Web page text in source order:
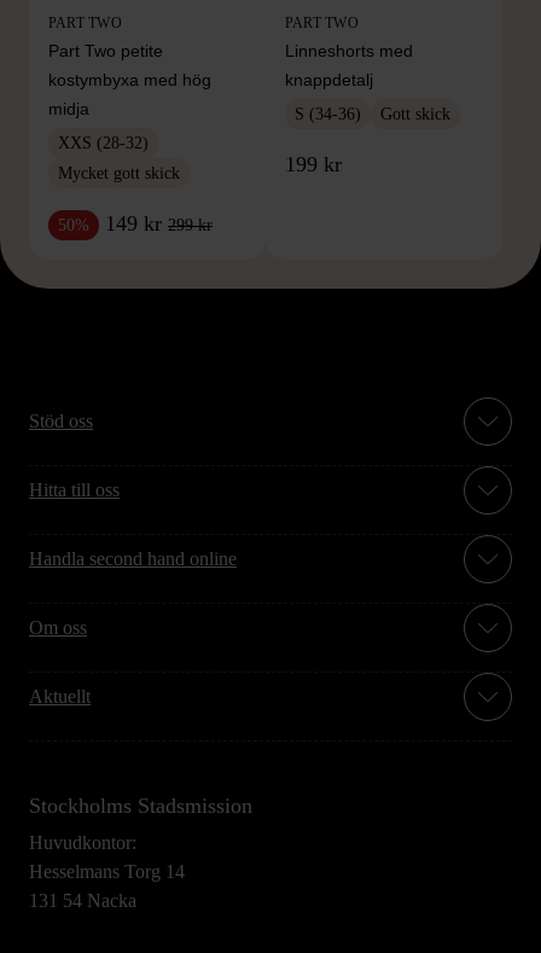
PART TWO
Part Two petite
kostymbyxa med hög
midja
XXS (28-32)
Mycket gott skick
50% 149 kr 299 kr
PART TWO
Linneshorts med
knappdetalj
S (34-36) Gott skick
199 kr
Stöd oss
Hitta till oss
Handla second hand online
Om oss
Aktuellt
Stockholms Stadsmission
Huvudkontor:
Hesselmans Torg 14
131 54 Nacka